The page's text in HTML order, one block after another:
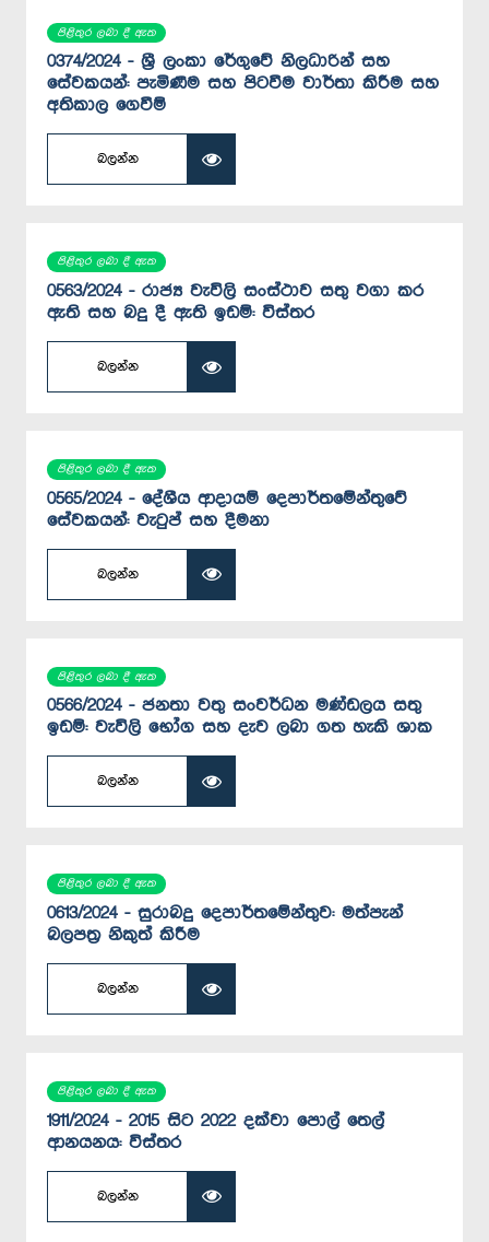
පිළිතුර ලබා දී ඇත
0374/2024 - ශ්‍රී ලංකා රේගුවේ නිලධාරින් සහ
සේවකයන්: පැමිණීම සහ පිටවීම වාර්තා කිරීම සහ
අතිකාල ගෙවීම්
බලන්න
පිළිතුර ලබා දී ඇත
0563/2024 - රාජ්‍ය වැවිලි සංස්ථාව සතු වගා කර
ඇති සහ බදු දී ඇති ඉඩම්: විස්තර
බලන්න
පිළිතුර ලබා දී ඇත
0565/2024 - දේශීය ආදායම් දෙපාර්තමේන්තුවේ
සේවකයන්: වැටුප් සහ දීමනා
බලන්න
පිළිතුර ලබා දී ඇත
0566/2024 - ජනතා වතු සංවර්ධන මණ්ඩලය සතු
ඉඩම්: වැවිලි භෝග සහ දැව ලබා ගත හැකි ශාක
බලන්න
පිළිතුර ලබා දී ඇත
0613/2024 - සුරාබදු දෙපාර්තමේන්තුව: මත්පැන්
බලපත්‍ර නිකුත් කිරීම
බලන්න
පිළිතුර ලබා දී ඇත
1911/2024 - 2015 සිට 2022 දක්වා පොල් තෙල්
ආනයනය: විස්තර
බලන්න